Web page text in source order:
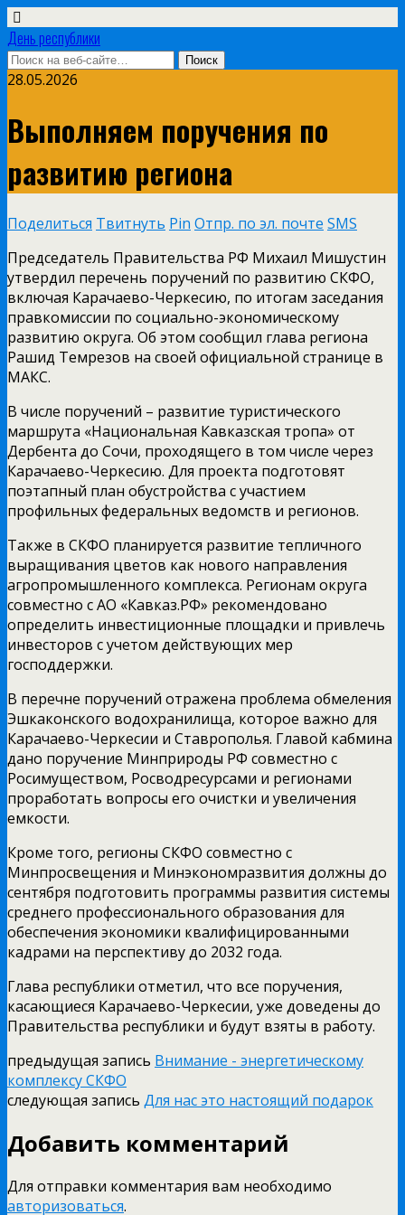
День республики
28.05.2026
Выполняем поручения по
развитию региона
Поделиться Твитнуть Pin Отпр. по эл. почте SMS
Председатель Правительства РФ Михаил Мишустин
утвердил перечень поручений по развитию СКФО,
включая Карачаево-Черкесию, по итогам заседания
правкомиссии по социально-экономическому
развитию округа. Об этом сообщил глава региона
Рашид Темрезов на своей официальной странице в
МАКС.
В числе поручений – развитие туристического
маршрута «Национальная Кавказская тропа» от
Дербента до Сочи, проходящего в том числе через
Карачаево-Черкесию. Для проекта подготовят
поэтапный план обустройства с участием
профильных федеральных ведомств и регионов.
Также в СКФО планируется развитие тепличного
выращивания цветов как нового направления
агропромышленного комплекса. Регионам округа
совместно с АО «Кавказ.РФ» рекомендовано
определить инвестиционные площадки и привлечь
инвесторов с учетом действующих мер
господдержки.
В перечне поручений отражена проблема обмеления
Эшкаконского водохранилища, которое важно для
Карачаево-Черкесии и Ставрополья. Главой кабмина
дано поручение Минприроды РФ совместно с
Росимуществом, Росводресурсами и регионами
проработать вопросы его очистки и увеличения
емкости.
Кроме того, регионы СКФО совместно с
Минпросвещения и Минэкономразвития должны до
сентября подготовить программы развития системы
среднего профессионального образования для
обеспечения экономики квалифицированными
кадрами на перспективу до 2032 года.
Глава республики отметил, что все поручения,
касающиеся Карачаево-Черкесии, уже доведены до
Правительства республики и будут взяты в работу.
предыдущая запись Внимание - энергетическому
комплексу СКФО
следующая запись Для нас это настоящий подарок
Добавить комментарий
Для отправки комментария вам необходимо
авторизоваться.